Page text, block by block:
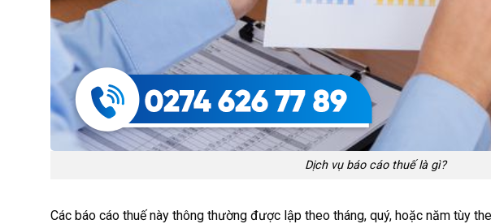
Dịch vụ báo cáo thuế là gì?
Các báo cáo thuế này thông thường được lập theo tháng, quý, hoặc năm tùy